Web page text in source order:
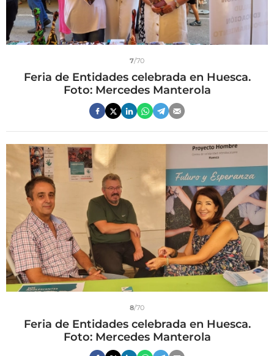
7/70
Feria de Entidades celebrada en Huesca.
Foto: Mercedes Manterola
8/70
Feria de Entidades celebrada en Huesca.
Foto: Mercedes Manterola